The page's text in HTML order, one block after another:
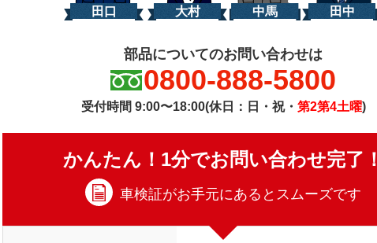
田口 大村 中馬 田中
部品についてのお問い合わせは
0800-888-5800
受付時間 9:00〜18:00(休日：日・祝・ 第2第4土曜)
かんたん！1分でお問い合わせ完了！
車検証がお手元にあるとスムーズです